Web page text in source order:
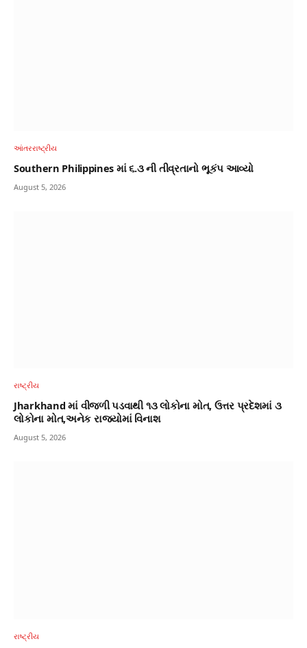
આંતરરાષ્ટ્રીય
Southern Philippines માં ૬.૩ ની તીવ્રતાનો ભૂકંપ આવ્યો
August 5, 2026
રાષ્ટ્રીય
Jharkhand માં વીજળી પડવાથી ૧૩ લોકોના મોત, ઉત્તર પ્રદેશમાં ૩
લોકોના મોત,અનેક રાજ્યોમાં વિનાશ
August 5, 2026
રાષ્ટ્રીય